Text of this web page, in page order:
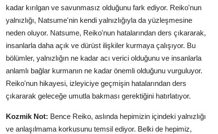
kadar kırılgan ve savunmasız olduğunu fark ediyor. Reiko'nun
yalnızlığı, Natsume'nin kendi yalnızlığıyla da yüzleşmesine
neden oluyor. Natsume, Reiko'nun hatalarından ders çıkararak,
insanlarla daha açık ve dürüst ilişkiler kurmaya çalışıyor. Bu
bölümler, yalnızlığın ne kadar acı verici olduğunu ve insanlarla
anlamlı bağlar kurmanın ne kadar önemli olduğunu vurguluyor.
Reiko'nun hikayesi, izleyiciye geçmişin hatalarından ders
çıkararak geleceğe umutla bakması gerektiğini hatırlatıyor.
Kozmik Not: Bence Reiko, aslında hepimizin içindeki yalnızlığı
ve anlaşılmama korkusunu temsil ediyor. Belki de hepimiz,